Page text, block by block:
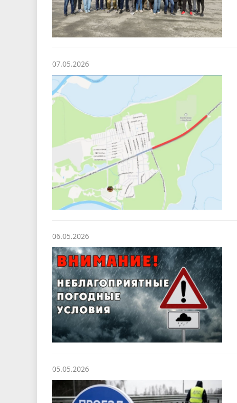
07.05.2026
06.05.2026
05.05.2026